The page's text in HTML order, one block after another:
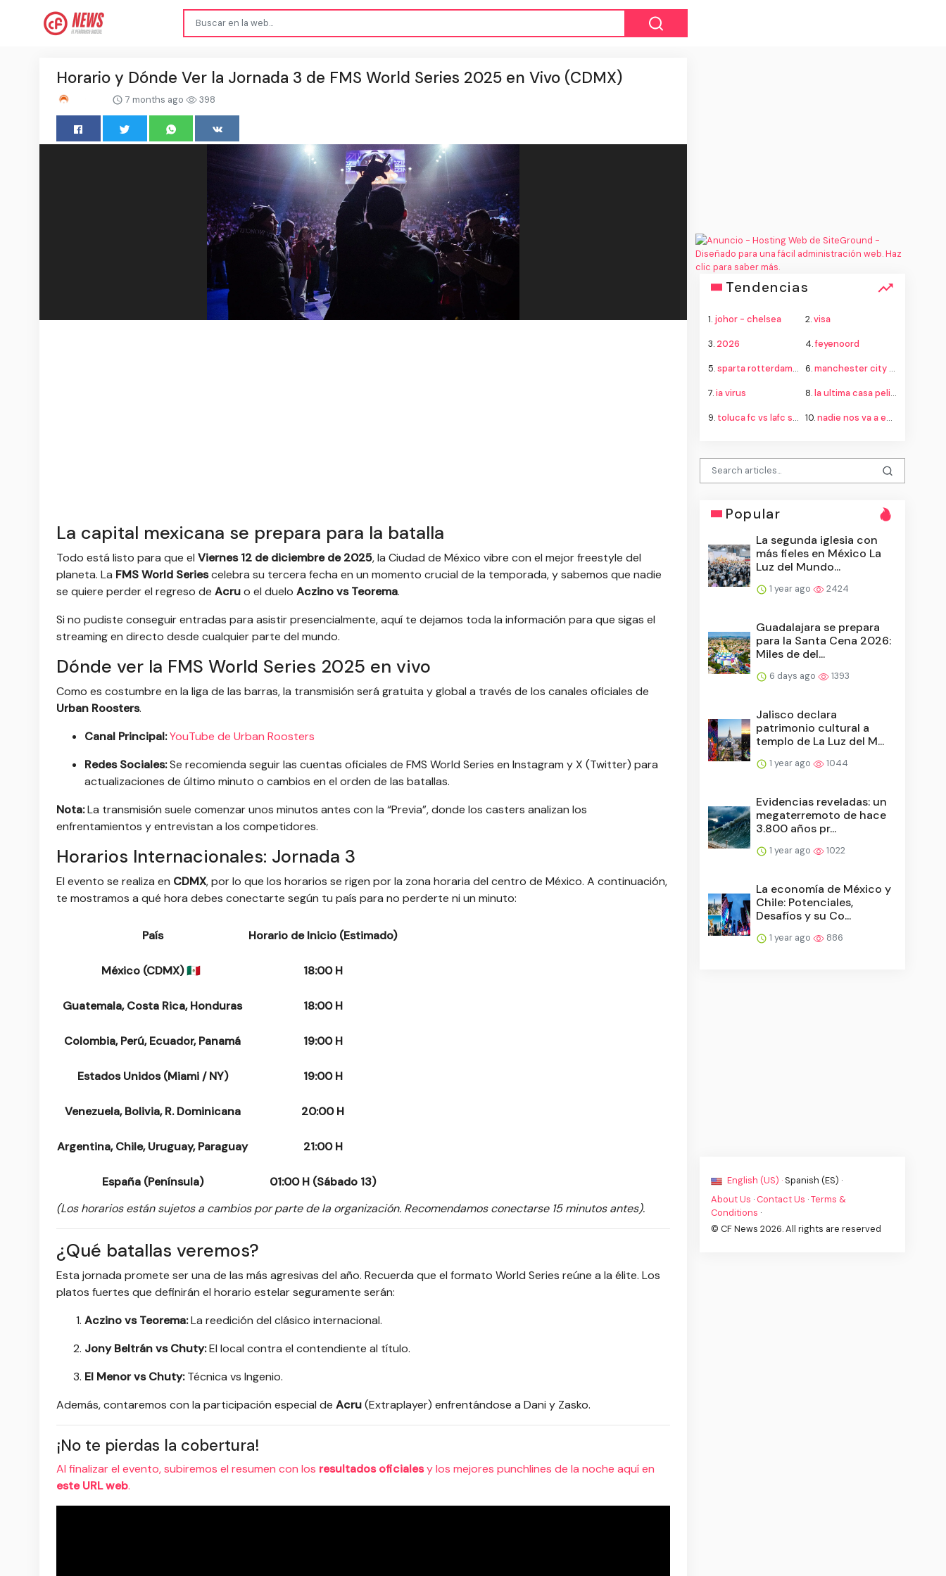
Horario y Dónde Ver la Jornada 3 de FMS World Series 2025 en Vivo (CDMX)
7 months ago 398
La capital mexicana se prepara para la batalla
Todo está listo para que el Viernes 12 de diciembre de 2025, la Ciudad de México vibre con el mejor freestyle del
planeta. La FMS World Seriescelebra su tercera fecha en un momento crucial de la temporada, y sabemos que nadie
se quiere perder el regreso de Acruo el duelo Aczino vs Teorema.
Si no pudiste conseguir entradas para asistir presencialmente, aquí te dejamos toda la información para que sigas el
streaming en directo desde cualquier parte del mundo.
Dónde ver la FMS World Series 2025 en vivo
Como es costumbre en la liga de las barras, la transmisión será gratuita y global a través de los canales oficiales de
Urban Roosters.
Canal Principal:YouTube de Urban Roosters
Redes Sociales:Se recomienda seguir las cuentas oficiales de FMS World Series en Instagram y X (Twitter) para
actualizaciones de último minuto o cambios en el orden de las batallas.
Nota:La transmisión suele comenzar unos minutos antes con la “Previa”, donde los casters analizan los
enfrentamientos y entrevistan a los competidores.
Horarios Internacionales: Jornada 3
El evento se realiza en CDMX, por lo que los horarios se rigen por la zona horaria del centro de México. A continuación,
te mostramos a qué hora debes conectarte según tu país para no perderte ni un minuto:
País Horario de Inicio (Estimado)
México (CDMX) 🇲🇽 18:00 H
Guatemala, Costa Rica, Honduras 18:00 H
Colombia, Perú, Ecuador, Panamá 19:00 H
Estados Unidos (Miami / NY) 19:00 H
Venezuela, Bolivia, R. Dominicana 20:00 H
Argentina, Chile, Uruguay, Paraguay 21:00 H
España (Península)
01:00 H (Sábado 13)
(Los horarios están sujetos a cambios por parte de la organización. Recomendamos conectarse 15 minutos antes).
¿Qué batallas veremos?
Esta jornada promete ser una de las más agresivas del año. Recuerda que el formato World Series reúne a la élite. Los
platos fuertes que definirán el horario estelar seguramente serán:
Aczino vs Teorema:La reedición del clásico internacional.
Jony Beltrán vs Chuty:El local contra el contendiente al título.
El Menor vs Chuty:Técnica vs Ingenio.
Además, contaremos con la participación especial de Acru(Extraplayer) enfrentándose a Dani y Zasko.
¡No te pierdas la cobertura!
Al finalizar el evento, subiremos el resumen con los resultados oficialesy los mejores punchlines de la noche aquí en
este URL web.
Tendencias
1. johor - chelsea 2.visa
3. 2026 4.feyenoord
5.sparta rotterdam - feyenoord 6.manchester city - atlético madrid
7.ia virus 8.la ultima casa pelicula netflix
9. toluca fc vs lafc standings 10.nadie nos va a extrañar reparto
Popular
La segunda iglesia con
más fieles en México La
Luz del Mundo...
1 year ago 2424
Guadalajara se prepara
para la Santa Cena 2026:
Miles de del...
6 days ago 1393
Jalisco declara
patrimonio cultural a
templo de La Luz del M...
1 year ago 1044
Evidencias reveladas: un
megaterremoto de hace
3.800 años pr...
1 year ago 1022
La economía de México y
Chile: Potenciales,
Desafíos y su Co...
1 year ago 886
English (US) · Spanish (ES) ·
About Us · Contact Us ·Terms &
Conditions ·
© CF News 2026. All rights are reserved